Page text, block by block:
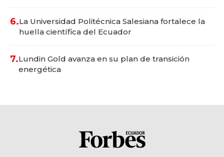
6.La Universidad Politécnica Salesiana fortalece la
huella científica del Ecuador
7.Lundin Gold avanza en su plan de transición
energética